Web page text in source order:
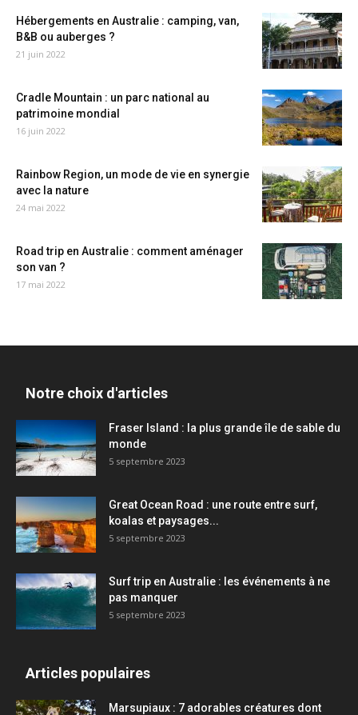
Hébergements en Australie : camping, van,
B&B ou auberges ?
21 juin 2022
Cradle Mountain : un parc national au
patrimoine mondial
16 juin 2022
Rainbow Region, un mode de vie en synergie
avec la nature
24 mai 2022
Road trip en Australie : comment aménager
son van ?
17 mai 2022
Notre choix d'articles
Fraser Island : la plus grande île de sable du
monde
5 septembre 2023
Great Ocean Road : une route entre surf,
koalas et paysages...
5 septembre 2023
Surf trip en Australie : les événements à ne
pas manquer
5 septembre 2023
Articles populaires
Marsupiaux : 7 adorables créatures dont